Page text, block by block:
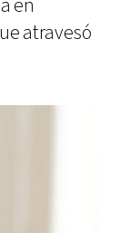
en
atravesó